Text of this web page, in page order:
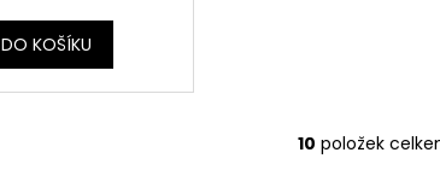
DO KOŠÍKU
O
10 položek